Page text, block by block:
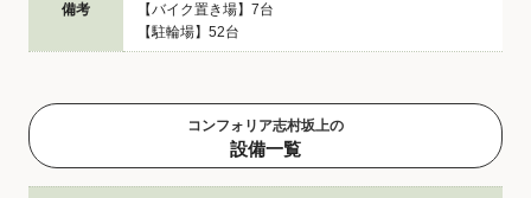
備考
【バイク置き場】7台
【駐輪場】52台
コンフォリア志村坂上の
設備一覧